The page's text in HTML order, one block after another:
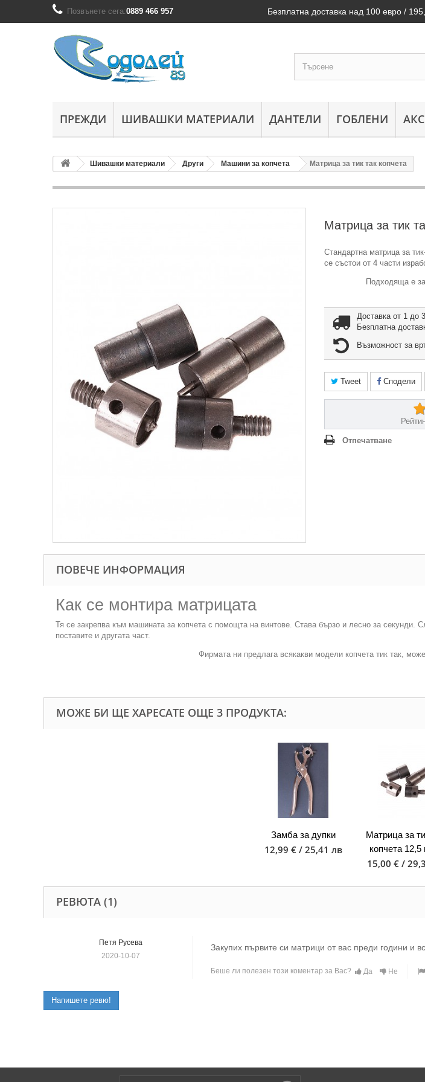
Позвънете сега:0889 466 957 Безплатна доставка над 100 евро /
ПРЕЖДИ ШИВАШКИ МАТЕРИАЛИ ДАНТЕЛИ ГОБЛЕНИ
Шивашки материали Други Машини за копчета Матрица за тик так копчета
Матрица за тик
Стандартна матрица за
се състои от 4 части
Подходяща е
Доставка от 1 до
Безплатна
Възможност за
Tweet Сподели
Отпечатване
ПОВЕЧЕ ИНФОРМАЦИЯ
Как се монтира матрицата
Тя се закрепва към машината за копчета с помощта на винтове. Става бързо и лесно за секунди.
поставите и другата част.
Фирмата ни предлага всякакви модели копчета тик так,
МОЖЕ БИ ЩЕ ХАРЕСАТЕ ОЩЕ 3 ПРОДУКТА:
Замба за дупки
12,99 € / 25,41 лв
Матрица за
копчета 12,5
15,00 € /
РЕВЮТА (1)
Петя Русева
2020-10-07
Закупих първите си матрици от вас преди години и
Беше ли полезен този коментар за Вас? Да Не
Напишете ревю!